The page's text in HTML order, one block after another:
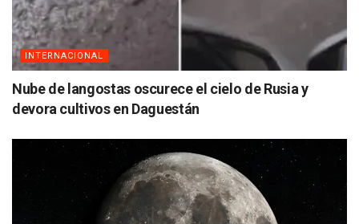
INTERNACIONAL
Nube de langostas oscurece el cielo de Rusia y
devora cultivos en Daguestán